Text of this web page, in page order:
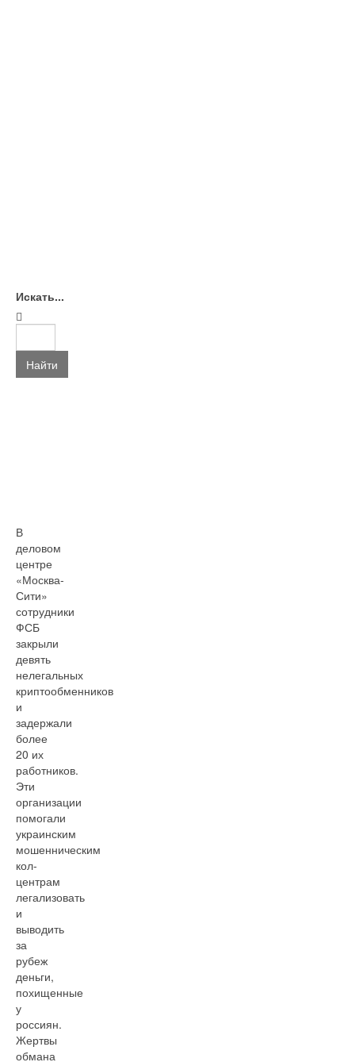
Искать...
Найти
В
деловом
центре
«Москва-
Сити»
сотрудники
ФСБ
закрыли
девять
нелегальных
криптообменников
и
задержали
более
20 их
работников.
Эти
организации
помогали
украинским
мошенническим
кол-
центрам
легализовать
и
выводить
за
рубеж
деньги,
похищенные
у
россиян.
Жертвы
обмана